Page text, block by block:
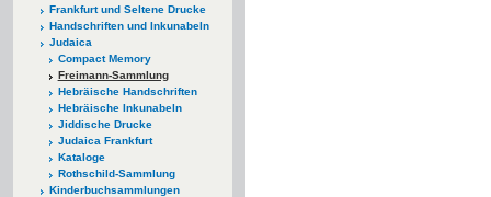
Frankfurt und Seltene Drucke
Handschriften und Inkunabeln
Judaica
Compact Memory
Freimann-Sammlung
Hebräische Handschriften
Hebräische Inkunabeln
Jiddische Drucke
Judaica Frankfurt
Kataloge
Rothschild-Sammlung
Kinderbuchsammlungen